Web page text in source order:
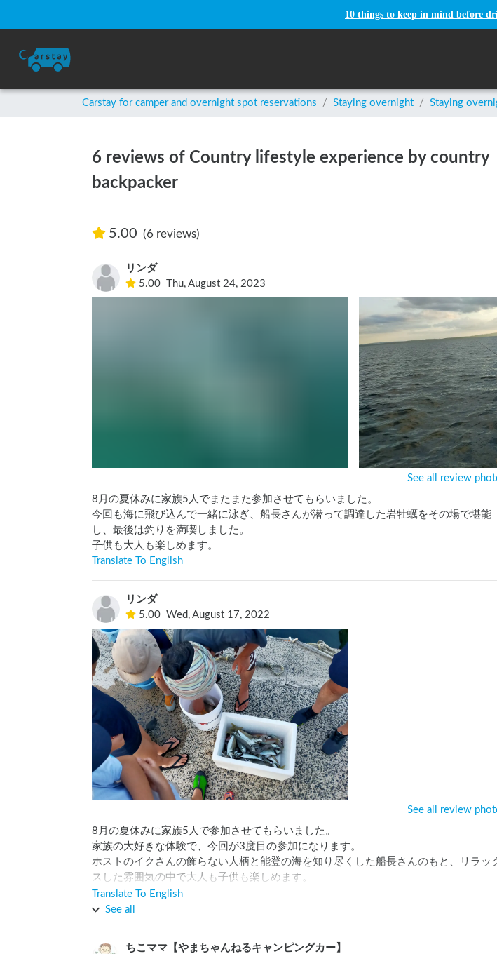
10 things to keep in mind before
Carstay for camper and overnight spot reservations / Staying overnight / Staying
6 reviews of Country lifestyle experience by country
backpacker
5.00 (6 reviews)
リンダ
5.00
Thu, August 24, 2023
See all review
8月の夏休みに家族5人でまたまた参加させてもらいました。
今回も海に飛び込んで一緒に泳ぎ、船長さんが潜って調達した岩牡蠣をその場で堪能
し、最後は釣りを満喫しました。
子供も大人も楽しめます。
Translate To English
リンダ
5.00 Wed, August 17, 2022
See all review
8月の夏休みに家族5人で参加させてもらいました。
家族の大好きな体験で、今回が3度目の参加になります。
ホストのイクさんの飾らない人柄と能登の海を知り尽くした船長さんのもと、リラッ
スした雰囲気の中で大人も子供も楽しめます。
能登の穏やかな海の上で昼食をとり、海に飛び込んで泳ぎ、最後は釣りを満喫できま
す。
Translate To English
See all
ちこママ【やまちゃんねるキャンピングカー】